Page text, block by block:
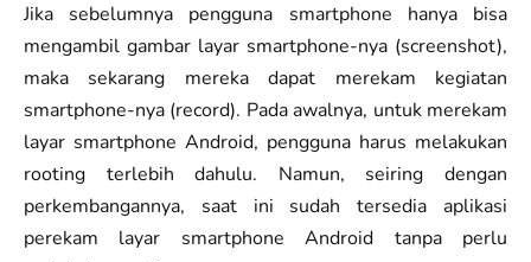
Jika sebelumnya pengguna smartphone hanya bisa
mengambil gambar layar smartphone-nya (screenshot),
maka sekarang mereka dapat merekam kegiatan
smartphone-nya (record). Pada awalnya, untuk merekam
layar smartphone Android, pengguna harus melakukan
rooting terlebih dahulu. Namun, seiring dengan
perkembangannya, saat ini sudah tersedia aplikasi
perekam layar smartphone Android tanpa perlu